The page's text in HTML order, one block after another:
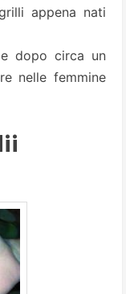
appena nati
dopo circa un
nelle femmine